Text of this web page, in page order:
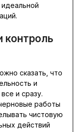
контроль
сказать, что
и
и сразу.
работы
чистовую
действий